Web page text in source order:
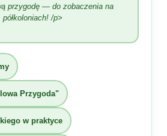
przygodę — do zobaczenia na
półkoloniach! /p>
Przygoda"
w praktyce